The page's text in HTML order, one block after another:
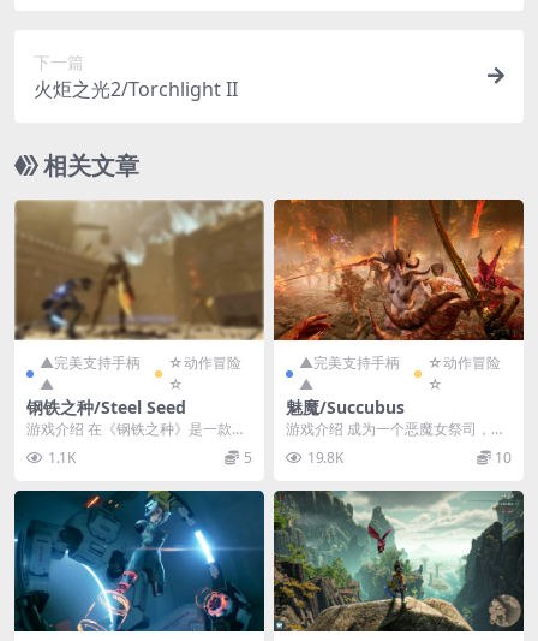
下一篇
火炬之光2/Torchlight II
相关文章
▲完美支持手柄
▲
☆动作冒险
☆
钢铁之种/Steel Seed
游戏介绍 在《钢铁之种》是一款潜
行动作冒险游戏，背景设定于一个
黑暗的科幻世界，世...
1.1K 5
▲完美支持手柄
▲
☆动作冒险
☆
魅魔/Succubus
游戏介绍 成为一个恶魔女祭司，使
用独特神力，向敌人发起复仇。重
夺你的王国，让地狱...
19.8K 10